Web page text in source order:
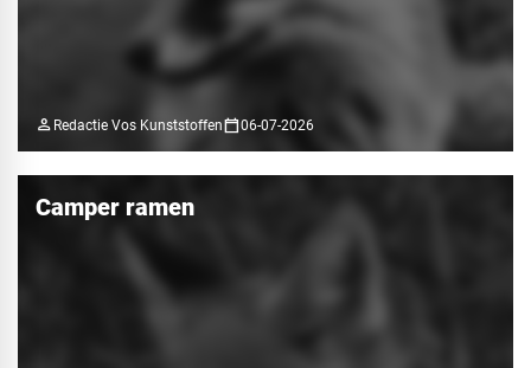
person Redactie Vos Kunststoffencalendar_today06-07-2026
Camper ramen